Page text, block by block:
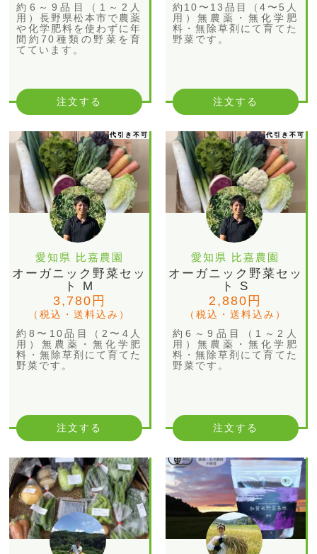
約6～9品目（1～2人
用）長野県松本市で農薬
や化学肥料を使わずに年
間約70種類の野菜を育
てています。
注文する
約10〜13品目（4〜5人
用）無農薬・無化学肥
料・無除草剤にて育てた
野菜です。
注文する
代引き不可
愛知県 比嘉農園
オーガニック野菜セッ
ト M
3,780円
（税込・送料込み）
約8〜10品目（2〜4人
用）無農薬・無化学肥
料・無除草剤にて育てた
野菜です。
注文する
代引き不可
愛知県 比嘉農園
オーガニック野菜セッ
ト S
2,880円
（税込・送料込み）
約6～9品目（1～2人
用）無農薬・無化学肥
料・無除草剤にて育てた
野菜です。
注文する